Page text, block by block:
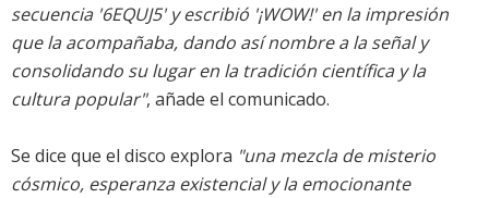
secuencia '6EQUJ5' y escribió '¡WOW!' en la impresión
que la acompañaba, dando así nombre a la señal y
consolidando su lugar en la tradición científica y la
cultura popular", añade el comunicado.
Se dice que el disco explora "una mezcla de misterio
cósmico, esperanza existencial y la emocionante